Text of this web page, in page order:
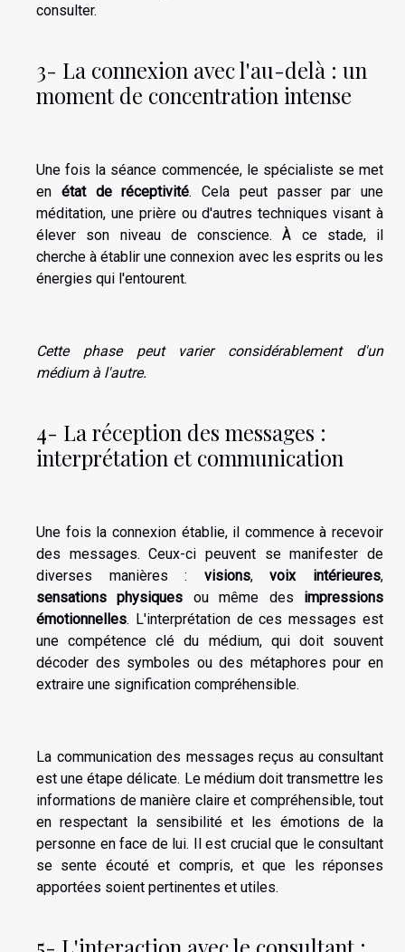
consulter.
3- La connexion avec l'au-delà : un
moment de concentration intense
Une fois la séance commencée, le spécialiste se met
en état de réceptivité. Cela peut passer par une
méditation, une prière ou d'autres techniques visant à
élever son niveau de conscience. À ce stade, il
cherche à établir une connexion avec les esprits ou les
énergies qui l'entourent.
Cette phase peut varier considérablement d'un
médium à l'autre.
4- La réception des messages :
interprétation et communication
Une fois la connexion établie, il commence à recevoir
des messages. Ceux-ci peuvent se manifester de
diverses manières : visions,voix intérieures,
sensations physiques ou même des impressions
émotionnelles. L'interprétation de ces messages est
une compétence clé du médium, qui doit souvent
décoder des symboles ou des métaphores pour en
extraire une signification compréhensible.
La communication des messages reçus au consultant
est une étape délicate. Le médium doit transmettre les
informations de manière claire et compréhensible, tout
en respectant la sensibilité et les émotions de la
personne en face de lui. Il est crucial que le consultant
se sente écouté et compris, et que les réponses
apportées soient pertinentes et utiles.